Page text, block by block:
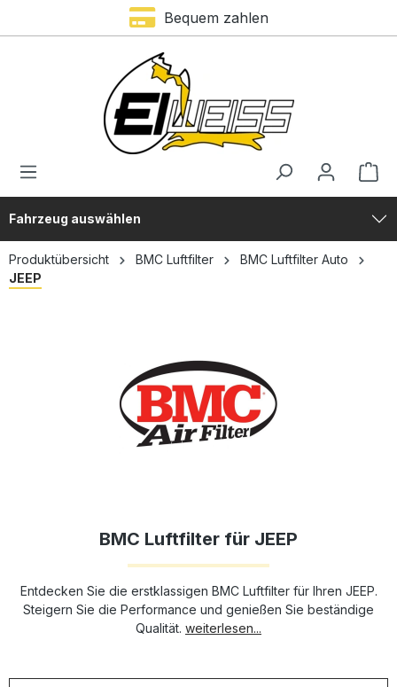
Bequem zahlen
Trustami Bewertung – 4,9 von 5 Sternen
Fahrzeug auswählen
Produktübersicht BMC Luftfilter
BMC Luftfilter Auto
JEEP
BMC Luftfilter für JEEP
Entdecken Sie die erstklassigen BMC Luftfilter für Ihren JEEP.
Steigern Sie die Performance und genießen Sie beständige
Qualität. weiterlesen...